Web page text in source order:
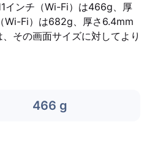
インチ（Wi-Fi）は466g、厚
Wi-Fi）は682g、厚さ6.4mm
その画面サイズに対してより
466 g